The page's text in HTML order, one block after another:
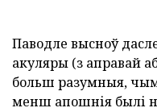
Паводле высноў
акуляры (з аправай
больш разумныя,
менш апошнія былі